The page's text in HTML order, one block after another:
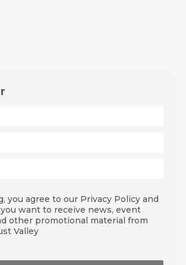
you agree to our Privacy Policy and
want to receive news, event
other promotional material from
Valley